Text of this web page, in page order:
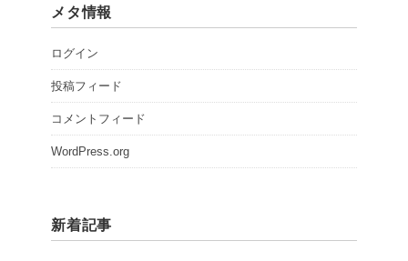
メタ情報
ログイン
投稿フィード
コメントフィード
WordPress.org
新着記事